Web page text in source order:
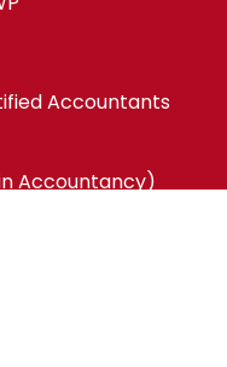
Accountants
Accountancy)